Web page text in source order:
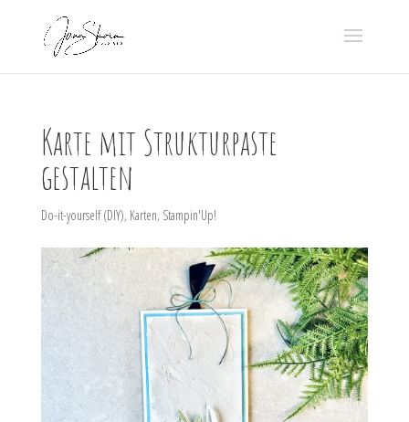
Karte mit Strukturpaste
gestalten
Do-it-yourself (DIY), Karten, Stampin'Up!